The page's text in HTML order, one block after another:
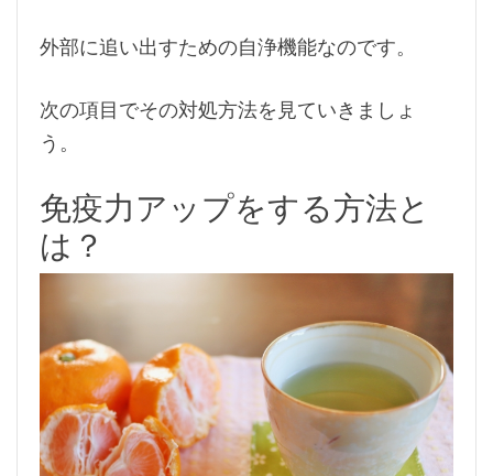
外部に追い出すための自浄機能なのです。
次の項目でその対処方法を見ていきましょ
う。
免疫力アップをする方法と
は？